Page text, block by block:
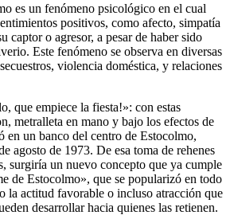
es un fenómeno psicológico en el cual
positivos, como afecto, simpatía
captor o agresor, a pesar de haber sido
Este fenómeno se observa en diversas
violencia doméstica, y relaciones
que empiece la fiesta!»: con estas
metralleta en mano y bajo los efectos de
en un banco del centro de Estocolmo,
agosto de 1973. De esa toma de rehenes
surgiría un nuevo concepto que ya cumple
de Estocolmo», que se popularizó en todo
la actitud favorable o incluso atracción que
desarrollar hacia quienes las retienen.